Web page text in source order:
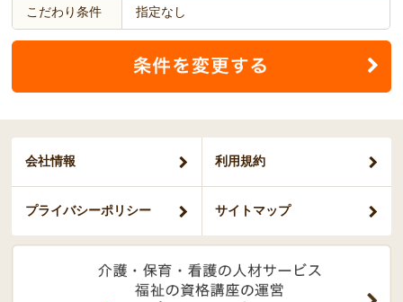
こだわり条件 指定なし
会社情報 利用規約
プライバシーポリシー サイトマップ